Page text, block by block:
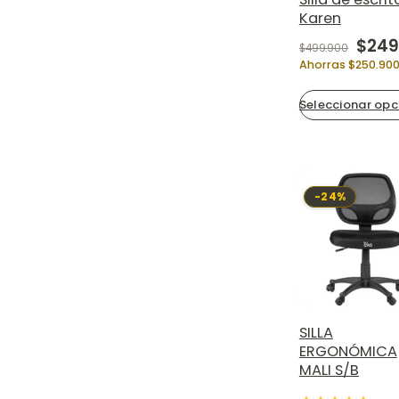
Karen
$499.900 $
Ahorras $250.900
Seleccionar
-24%
SILLA
ERGONÓMICA
MALI S/B